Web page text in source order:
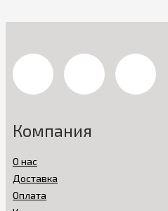
Компания
О нас
Доставка
Оплата